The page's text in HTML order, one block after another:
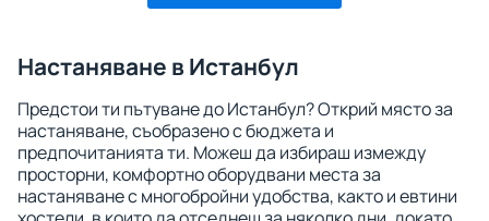
Настаняване в Истанбул
Предстои ти пътуване до Истанбул? Открий място за
настаняване, съобразено с бюджета и
предпочитанията ти. Можеш да избираш измежду
просторни, комфортно оборудвани места за
настаняване с многобройни удобства, както и евтини